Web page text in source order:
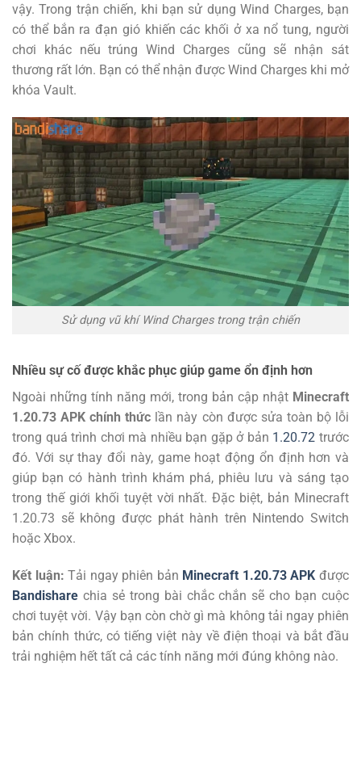
vậy. Trong trận chiến, khi bạn sử dụng Wind Charges, bạn
có thể bắn ra đạn gió khiến các khối ở xa nổ tung, người
chơi khác nếu trúng Wind Charges cũng sẽ nhận sát
thương rất lớn. Bạn có thể nhận được Wind Charges khi mở
khóa Vault.
Sử dụng vũ khí Wind Charges trong trận chiến
Nhiều sự cố được khắc phục giúp game ổn định hơn
Ngoài những tính năng mới, trong bản cập nhật Minecraft
1.20.73 APK chính thức lần này còn được sửa toàn bộ lỗi
trong quá trình chơi mà nhiều bạn gặp ở bản 1.20.72 trước
đó. Với sự thay đổi này, game hoạt động ổn định hơn và
giúp bạn có hành trình khám phá, phiêu lưu và sáng tạo
trong thế giới khối tuyệt vời nhất. Đặc biệt, bản Minecraft
1.20.73 sẽ không được phát hành trên Nintendo Switch
hoặc Xbox.
Kết luận: Tải ngay phiên bản Minecraft 1.20.73 APK được
Bandishare chia sẻ trong bài chắc chắn sẽ cho bạn cuộc
chơi tuyệt vời. Vậy bạn còn chờ gì mà không tải ngay phiên
bản chính thức, có tiếng việt này về điện thoại và bắt đầu
trải nghiệm hết tất cả các tính năng mới đúng không nào.